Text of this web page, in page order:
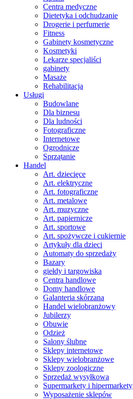
Centra medyczne
Dietetyka i odchudzanie
Drogerie i perfumerie
Fitness
Gabinety kosmetyczne
Kosmetyki
Lekarze specjaliści
gabinety
Masaże
Rehabilitacja
Usługi
Budowlane
Dla biznesu
Dla ludności
Fotograficzne
Internetowe
Ogrodnicze
Sprzątanie
Handel
Art. dziecięce
Art. elektryczne
Art. fotograficzne
Art. metalowe
Art. muzyczne
Art. papiernicze
Art. sportowe
Art. spożywcze i cukiernie
Artykuły dla dzieci
Automaty do sprzedaży
Bazary
giełdy i targowiska
Centra handlowe
Domy handlowe
Galanteria skórzana
Handel wielobranżowy
Jubilerzy
Obuwie
Odzież
Salony ślubne
Sklepy internetowe
Sklepy wielobranżowe
Sklepy zoologiczne
Sprzedaż wysyłkowa
Supermarkety i hipermarkety
Wyposażenie sklepów